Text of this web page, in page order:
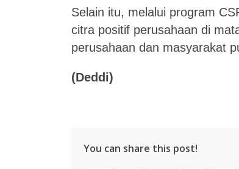
Selain itu, melalui program
citra positif perusahaan di
perusahaan dan masyarakat
(Deddi)
You can share this post!